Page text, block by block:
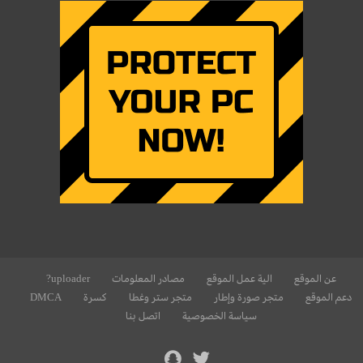
عن الموقع الية عمل الموقع مصادر المعلومات
uploader?
دعم الموقع
متجر صورة وإطار متجر ستر وغطا كسرة
DMCA
سياسة الخصوصية
اتصل بنا